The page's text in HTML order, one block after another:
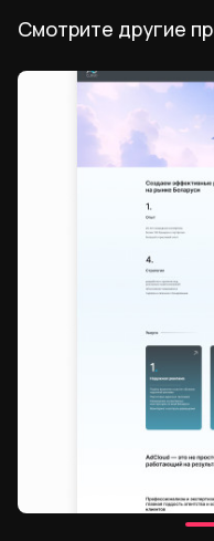
Смотрите другие